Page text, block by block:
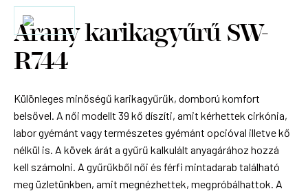
Arany karikagyűrű SW-
R744
Különleges minőségű karikagyűrűk, domború komfort
belsővel. A női modellt 39 kő díszíti, amit kérhettek cirkónia,
labor gyémánt vagy természetes gyémánt opcióval illetve kő
nélkül is. A kövek árát a gyűrű kalkulált anyagárához hozzá
kell számolni. A gyűrűkből női és férfi mintadarab található
meg üzletünkben, amit megnézhettek, megpróbálhattok. A